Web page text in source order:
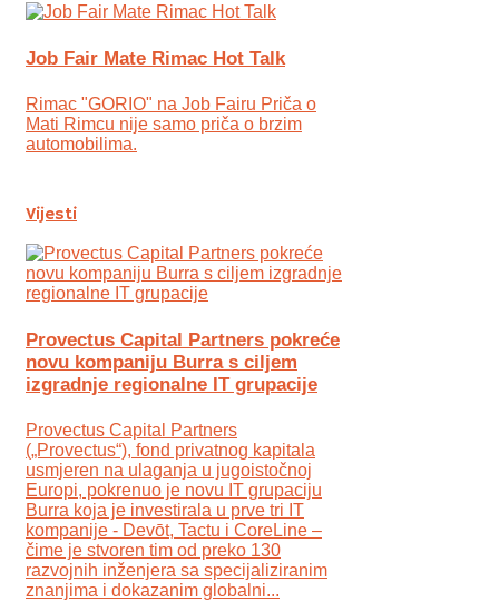
Job Fair Mate Rimac Hot Talk
Rimac "GORIO" na Job Fairu Priča o
Mati Rimcu nije samo priča o brzim
automobilima.
Vijesti
Provectus Capital Partners pokreće
novu kompaniju Burra s ciljem
izgradnje regionalne IT grupacije
Provectus Capital Partners
(„Provectus“), fond privatnog kapitala
usmjeren na ulaganja u jugoistočnoj
Europi, pokrenuo je novu IT grupaciju
Burra koja je investirala u prve tri IT
kompanije - Devōt, Tactu i CoreLine –
čime je stvoren tim od preko 130
razvojnih inženjera sa specijaliziranim
znanjima i dokazanim globalni...